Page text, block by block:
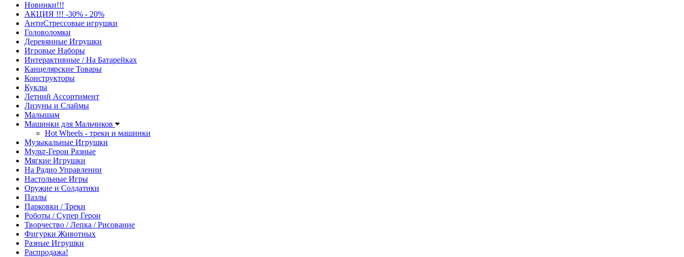
Новинки!!!
АКЦИЯ !!! -30% - 20%
АнтиСтрессовые игрушки
Головоломки
Деревянные Игрушки
Игровые Наборы
Интерактивные / На Батарейках
Канцелярские Товары
Конструкторы
Куклы
Летний Ассортимент
Лизуны и Слаймы
Малышам
Машинки для Мальчиков
Hot Wheels - треки и машинки
Музыкальные Игрушки
Мульт-Герои Разные
Мягкие Игрушки
На Радио Управлении
Настольные Игры
Оружие и Солдатики
Пазлы
Парковки / Треки
Роботы / Супер Герои
Творчество / Лепка / Рисование
Фигурки Животных
Разные Игрушки
Распродажа!